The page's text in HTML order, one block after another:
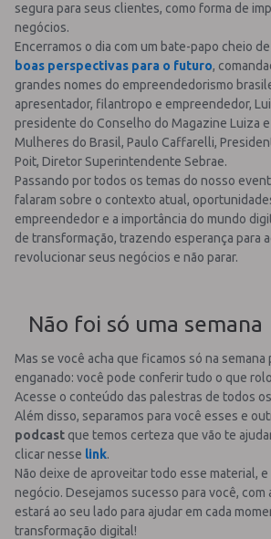
segura para seus clientes, como forma de
negócios.
Encerramos o dia com um bate-papo cheio de
boas perspectivas para o futuro,
grandes nomes do empreendedorismo
apresentador, filantropo e empreendedor,
presidente do Conselho do Magazine Luiza
Mulheres do Brasil, Paulo Caffarelli,
Poit, Diretor Superintendente Sebrae.
Passando por todos os temas do nosso
falaram sobre o contexto atual,
empreendedor e a importância do mundo
de transformação, trazendo esperança para
revolucionar seus negócios e não parar.
Não foi só uma semana
Mas se você acha que ficamos só na semana
enganado: você pode conferir tudo o que
Acesse o conteúdo das palestras de todos
Além disso, separamos para você esses e
podcast que temos certeza que vão te
clicar nesse link.
Não deixe de aproveitar todo esse material,
negócio. Desejamos sucesso para você, com
estará ao seu lado para ajudar em cada
transformação digital!